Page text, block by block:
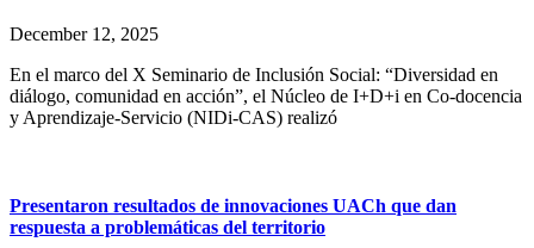
December 12, 2025
En el marco del X Seminario de Inclusión Social: “Diversidad en
diálogo, comunidad en acción”, el Núcleo de I+D+i en Co-docencia
y Aprendizaje-Servicio (NIDi-CAS) realizó
Presentaron resultados de innovaciones UACh que dan
respuesta a problemáticas del territorio